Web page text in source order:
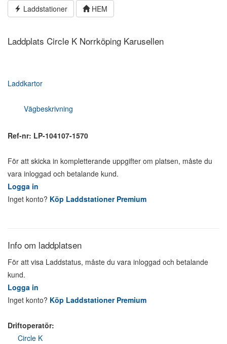
Hoppa Laddstationer HEM
Laddplats Circle K Norrköping Karusellen
Laddkartor
Vägbeskrivning
Ref-nr: LP-104107-1570
För att skicka in kompletterande uppgifter om platsen, måste du
vara inloggad och betalande kund.
Logga in
Inget konto? Köp Laddstationer Premium
Info om laddplatsen
För att visa Laddstatus, måste du vara inloggad och betalande
kund.
Logga in
Inget konto? Köp Laddstationer Premium
Driftoperatör:
Circle K